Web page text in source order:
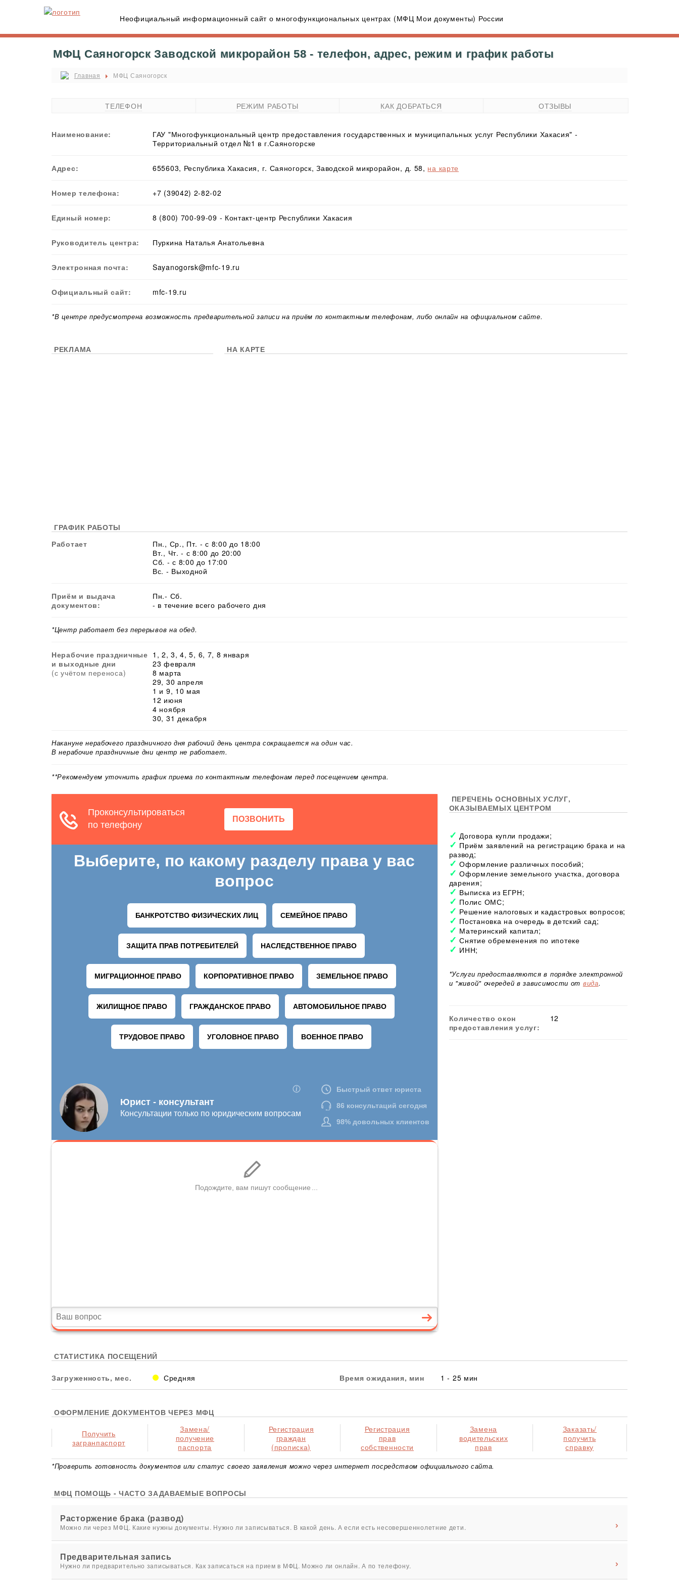
Неофициальный информационный сайт о многофункциональных центрах (МФЦ Мои документы) России
МФЦ Саяногорск Заводской микрорайон 58 - телефон, адрес, режим и график работы
Главная МФЦ Саяногорск
ТЕЛЕФОН РЕЖИМ РАБОТЫ КАК ДОБРАТЬСЯ ОТЗЫВЫ
Наименование:
ГАУ "Многофункциональный центр предоставления государственных и муниципальных услуг Республики Хакасия" -
Территориальный отдел №1 в г.Саяногорске
Адрес: 655603, Республика Хакасия, г. Саяногорск, Заводской микрорайон, д. 58, на карте
Номер телефона: +7 (39042) 2-82-02
Единый номер: 8 (800) 700-99-09 - Контакт-центр Республики Хакасия
Руководитель центра: Пуркина Наталья Анатольевна
Электронная почта: Sayanogorsk@mfc-19.ru
Официальный сайт: mfc-19.ru
*В центре предусмотрена возможность предварительной записи на приём по контактным телефонам, либо онлайн на официальном сайте.
РЕКЛАМА НА КАРТЕ
ГРАФИК РАБОТЫ
Работает
Пн., Ср., Пт. - с 8:00 до 18:00
Вт., Чт. - с 8:00 до 20:00
Сб. - с 8:00 до 17:00
Вс. - Выходной
Приём и выдача
документов:
Пн.- Сб.
- в течение всего рабочего дня
*Центр работает без перерывов на обед.
Нерабочие праздничные
и выходные дни
(с учётом переноса)
1, 2, 3, 4, 5, 6, 7, 8 января
23 февраля
8 марта
29, 30 апреля
1 и 9, 10 мая
12 июня
4 ноября
30, 31 декабря
Накануне нерабочего праздничного дня рабочий день центра сокращается на один час.
В нерабочие праздничные дни центр не работает.
**Рекомендуем уточнить график приема по контактным телефонам перед посещением центра.
ПЕРЕЧЕНЬ ОСНОВНЫХ УСЛУГ,
ОКАЗЫВАЕМЫХ ЦЕНТРОМ
Договора купли продажи;
Приём заявлений на регистрацию брака и на
развод;
Оформление различных пособий;
Оформление земельного участка, договора
дарения;
Выписка из ЕГРН;
Полис ОМС;
Решение налоговых и кадастровых вопросов;
Постановка на очередь в детский сад;
Материнский капитал;
Снятие обременения по ипотеке
ИНН;
*Услуги предоставляются в порядке электронной
и "живой" очередей в зависимости от вида.
Количество окон
предоставления услуг:
12
СТАТИСТИКА ПОСЕЩЕНИЙ
Загруженность, мес. Средняя Время ожидания, мин 1 - 25 мин
ОФОРМЛЕНИЕ ДОКУМЕНТОВ ЧЕРЕЗ МФЦ
Получить
загранпаспорт
Замена/
получение
паспорта
Регистрация
граждан
(прописка)
Регистрация
прав
собственности
Замена
водительских
прав
Заказать/
получить
справку
*Проверить готовность документов или статус своего заявления можно через интернет посредством официального сайта.
МФЦ ПОМОЩЬ - ЧАСТО ЗАДАВАЕМЫЕ ВОПРОСЫ
Расторжение брака (развод)
Можно ли через МФЦ. Какие нужны документы. Нужно ли записываться. В какой день. А если есть несовершеннолетние дети.
Предварительная запись
Нужно ли предварительно записываться. Как записаться на прием в МФЦ. Можно ли онлайн. А по телефону.